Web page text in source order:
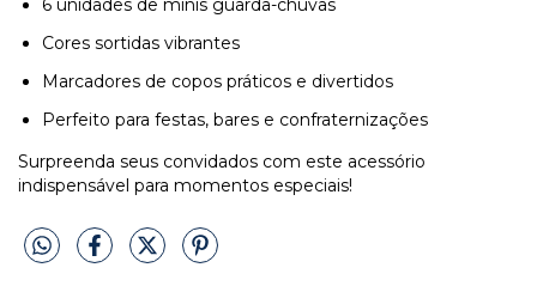
6 unidades de minis guarda-chuvas
Cores sortidas vibrantes
Marcadores de copos práticos e divertidos
Perfeito para festas, bares e confraternizações
Surpreenda seus convidados com este acessório
indispensável para momentos especiais!